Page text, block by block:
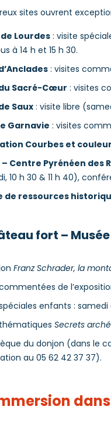
sites ouvrent
Lourdes: visite
à 14 h et 15 h 30.
: visites
Sacré-Cœur : visites
Saux : visite libre
Garnavie : visites
Courbes et
– Centre Pyrénéen des
10 h 30 & 11 h 40),
de ressources
fort –
Franz Schrader, la
de
enfants : samedi
Secrets
du donjon (dans le
au 05 62 42 37 37).